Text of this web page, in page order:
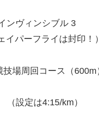
ンヴィンシブル 3
イパーフライは封印！
技場周回コース（600m
設定は4:15/km）